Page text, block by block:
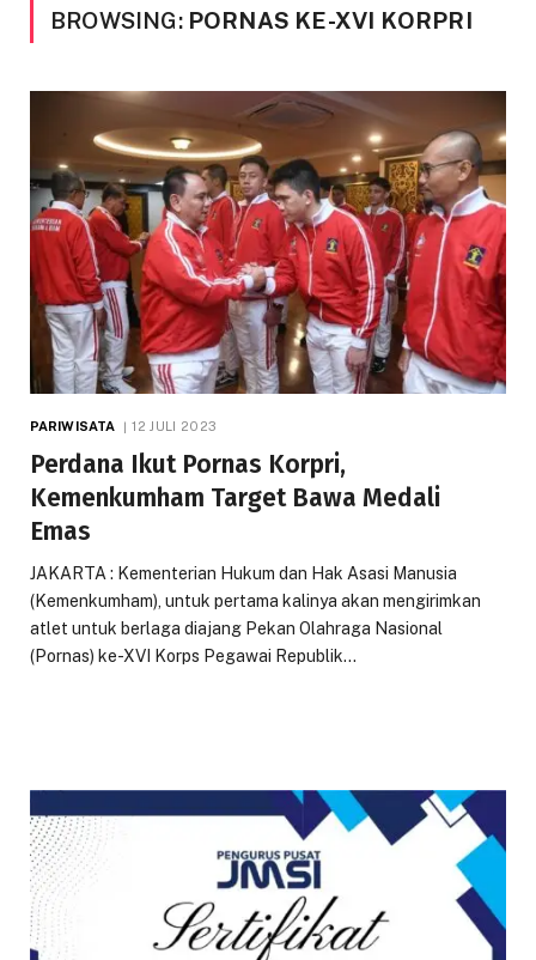
BROWSING: PORNAS KE-XVI KORPRI
PARIWISATA 12 JULI 2023
Perdana Ikut Pornas Korpri,
Kemenkumham Target Bawa Medali
Emas
JAKARTA : Kementerian Hukum dan Hak Asasi Manusia
(Kemenkumham), untuk pertama kalinya akan mengirimkan
atlet untuk berlaga diajang Pekan Olahraga Nasional
(Pornas) ke-XVI Korps Pegawai Republik…